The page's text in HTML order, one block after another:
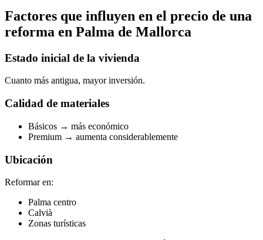
Factores que influyen en el precio de una
reforma en Palma de Mallorca
Estado inicial de la vivienda
Cuanto más antigua, mayor inversión.
Calidad de materiales
Básicos → más económico
Premium → aumenta considerablemente
Ubicación
Reformar en:
Palma centro
Calvià
Zonas turísticas